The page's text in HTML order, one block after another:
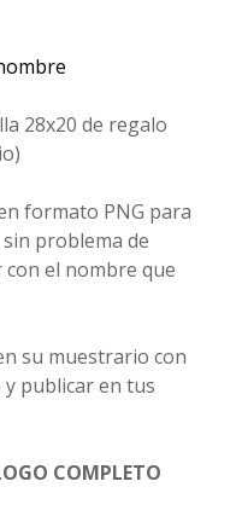
28x20 de regalo
formato PNG para
problema de
el nombre que
su muestrario con
publicar en tus
COMPLETO